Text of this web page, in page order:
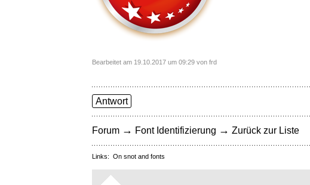
Bearbeitet am 19.10.2017 um 09:29 von frd
Antwort
Forum → Font Identifizierung → Zurück zur Liste
Links: On snot and fonts